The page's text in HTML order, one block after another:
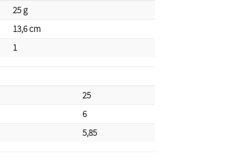
25 g
13,6 cm
1
25
6
5,85